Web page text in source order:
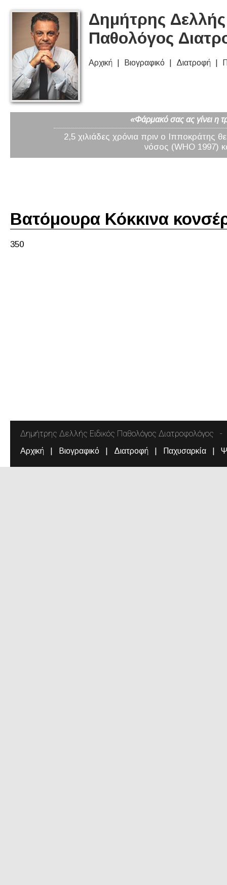
Δημήτρης
Παθολόγος
Αρχική Βιογραφικό Διατροφή
«Φάρμακό σας ας γίνει η
2,5 χιλιάδες χρόνια πριν ο Ιπποκράτης
νόσος (WHO 1997)
Βατόμουρα Κόκκινα
350
Δημήτρης Δελλής Ειδικός Παθολόγος Διατροφολόγος
Αρχική Βιογραφικό Διατροφή Παχυσαρκία